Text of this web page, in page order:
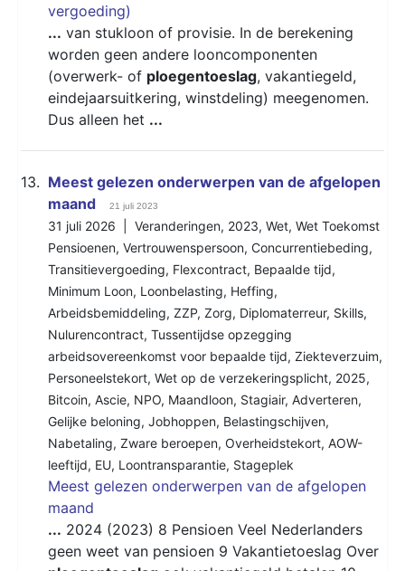
vergoeding)
... van stukloon of provisie. In de berekening
worden geen andere looncomponenten
(overwerk- of ploegentoeslag, vakantiegeld,
eindejaarsuitkering, winstdeling) meegenomen.
Dus alleen het ...
13. Meest gelezen onderwerpen van de afgelopen
maand
21 juli 2023
31 juli 2026 | Veranderingen, 2023, Wet, Wet Toekomst
Pensioenen, Vertrouwenspersoon, Concurrentiebeding,
Transitievergoeding, Flexcontract, Bepaalde tijd,
Minimum Loon, Loonbelasting, Heffing,
Arbeidsbemiddeling, ZZP, Zorg, Diplomaterreur, Skills,
Nulurencontract, Tussentijdse opzegging
arbeidsovereenkomst voor bepaalde tijd, Ziekteverzuim,
Personeelstekort, Wet op de verzekeringsplicht, 2025,
Bitcoin, Ascie, NPO, Maandloon, Stagiair, Adverteren,
Gelijke beloning, Jobhoppen, Belastingschijven,
Nabetaling, Zware beroepen, Overheidstekort, AOW-
leeftijd, EU, Loontransparantie, Stageplek
Meest gelezen onderwerpen van de afgelopen
maand
... 2024 (2023) 8 Pensioen Veel Nederlanders
geen weet van pensioen 9 Vakantietoeslag Over